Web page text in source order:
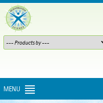
MENU